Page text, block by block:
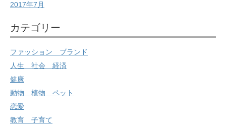
2017年7月
カテゴリー
ファッション ブランド
人生 社会 経済
健康
動物 植物 ペット
恋愛
教育 子育て